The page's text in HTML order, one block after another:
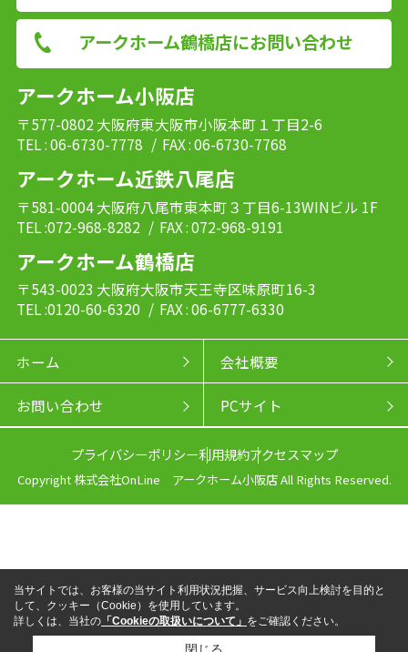
アークホーム鶴橋店にお問い合わせ
アークホーム小阪店
〒577-0802 大阪府東大阪市小阪本町１丁目2-6
TEL : 06-6730-7778 / FAX : 06-6730-7768
アークホーム近鉄八尾店
〒581-0004 大阪府八尾市東本町３丁目6-13WINビル 1F
TEL :072-968-8282 / FAX : 072-968-9191
アークホーム鶴橋店
〒543-0023 大阪府大阪市天王寺区味原町16-3
TEL :0120-60-6320 / FAX : 06-6777-6330
ホーム 会社概要
お問い合わせ PCサイト
プライバシーポリシー利用規約アクセスマップ
Copyright 株式会社OnLine アークホーム小阪店 All Rights Reserved.
当サイトでは、お客様の当サイト利用状況把握、サービス向上検討を目的と
して、クッキー（Cookie）を使用しています。
詳しくは、当社の 「Cookieの取扱いについて」 をご確認ください。